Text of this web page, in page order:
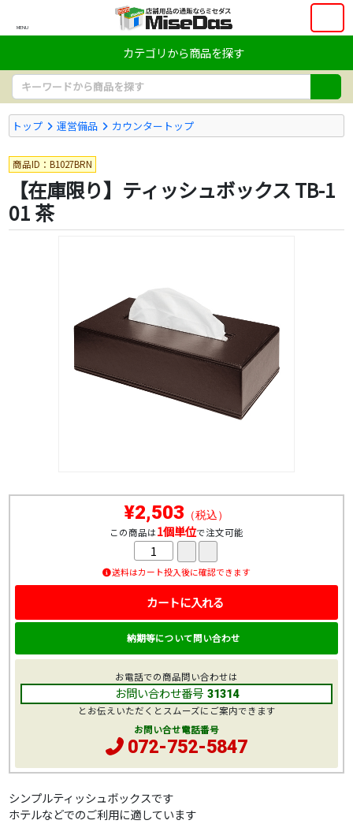
MENU
カテゴリから商品を探す
トップ 運営備品 カウンタートップ
商品ID：B1027BRN
【在庫限り】ティッシュボックス TB-1
01 茶
シンプルティッシュボックスです
ホテルなどでのご利用に適しています
¥2,503 （税込）
この商品は1個単位で注文可能
送料はカート投入後に確認できます
カートに入れる
納期等について問い合わせ
お電話での商品問い合わせは
お問い合わせ番号 31314
とお伝えいただくとスムーズにご案内できます
お問い合せ電話番号
072-752-5847